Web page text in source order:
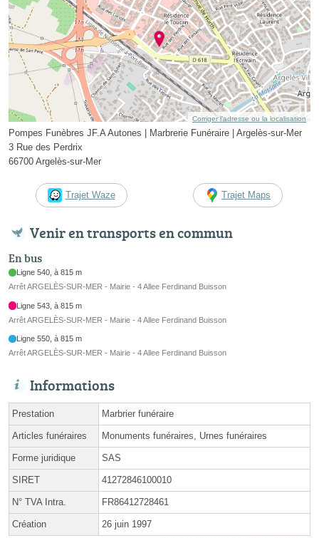
Corriger l’adresse ou la localisation
Pompes Funèbres JF.A Autones | Marbrerie Funéraire | Argelès-sur-Mer
3 Rue des Perdrix
66700 Argelès-sur-Mer
Trajet Waze Trajet Maps
Venir en transports en commun
En bus
Ligne 540, à 815 m
Arrêt ARGELÈS-SUR-MER - Mairie - 4 Allee Ferdinand Buisson
Ligne 543, à 815 m
Arrêt ARGELÈS-SUR-MER - Mairie - 4 Allee Ferdinand Buisson
Ligne 550, à 815 m
Arrêt ARGELÈS-SUR-MER - Mairie - 4 Allee Ferdinand Buisson
Informations
Prestation Marbrier funéraire
Articles funéraires Monuments funéraires, Urnes funéraires
Forme juridique SAS
SIRET 41272846100010
N° TVA Intra. FR86412728461
Création 26 juin 1997